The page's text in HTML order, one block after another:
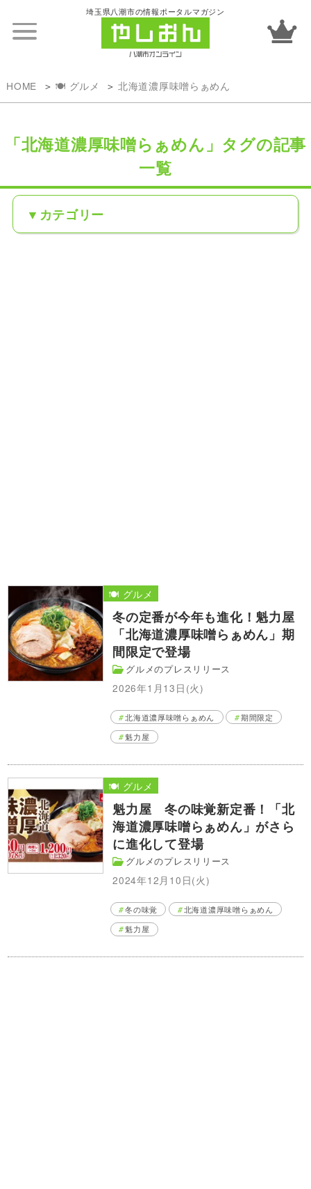
埼玉県八潮市の情報ポータルマガジン
HOME 🍽️ グルメ 北海道濃厚味噌らぁめん
「北海道濃厚味噌らぁめん」タグの記事
一覧
カテゴリー
冬の定番が今年も進化！魁力屋
「北海道濃厚味噌らぁめん」期
間限定で登場
グルメのプレスリリース
2026年1月13日(火)
🍽️ グルメ
北海道濃厚味噌らぁめん
期間限定
魁力屋
魁力屋 冬の味覚新定番！「北
海道濃厚味噌らぁめん」がさら
に進化して登場
グルメのプレスリリース
2024年12月10日(火)
🍽️ グルメ
冬の味覚
北海道濃厚味噌らぁめん
魁力屋